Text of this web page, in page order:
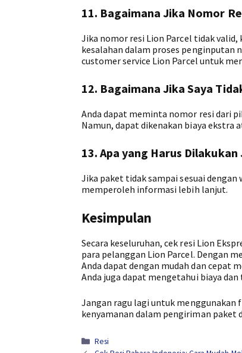
11. Bagaimana Jika Nomor
Jika nomor resi Lion Parcel tidak
kesalahan dalam proses penginputan
customer service Lion Parcel untuk
12. Bagaimana Jika Saya
Anda dapat meminta nomor resi dari
Namun, dapat dikenakan biaya ekstra
13. Apa yang Harus
Jika paket tidak sampai sesuai
memperoleh informasi lebih lanjut.
Kesimpulan
Secara keseluruhan, cek resi Lion
para pelanggan Lion Parcel. Dengan
Anda dapat dengan mudah dan cepat
Anda juga dapat mengetahui biaya
Jangan ragu lagi untuk menggunakan
kenyamanan dalam pengiriman paket
Kategori
Resi